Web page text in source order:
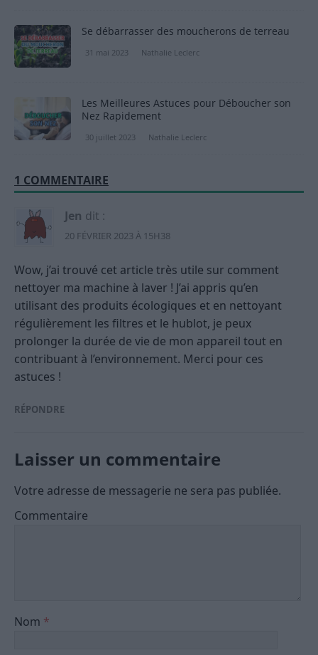
Se débarrasser des moucherons de terreau
31 mai 2023 Nathalie Leclerc
Les Meilleures Astuces pour Déboucher son
Nez Rapidement
30 juillet 2023 Nathalie Leclerc
1 COMMENTAIRE
Jen dit :
20 FÉVRIER 2023 À 15H38
Wow, j’ai trouvé cet article très utile sur comment
nettoyer ma machine à laver ! J’ai appris qu’en
utilisant des produits écologiques et en nettoyant
régulièrement les filtres et le hublot, je peux
prolonger la durée de vie de mon appareil tout en
contribuant à l’environnement. Merci pour ces
astuces !
RÉPONDRE
Laisser un commentaire
Votre adresse de messagerie ne sera pas publiée.
Commentaire
Nom *